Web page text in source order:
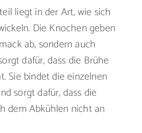
liegt in der Art, wie sich
Die Knochen geben
ab, sondern auch
dafür, dass die Brühe
Sie bindet die einzelnen
sorgt dafür, dass die
dem Abkühlen nicht an